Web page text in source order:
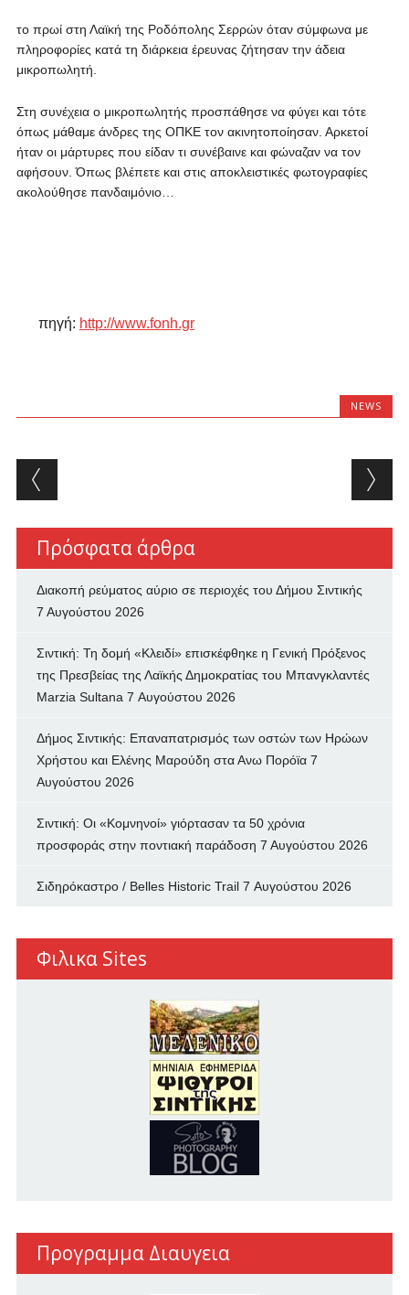
το πρωί στη Λαϊκή της Ροδόπολης Σερρών όταν σύμφωνα με
πληροφορίες κατά τη διάρκεια έρευνας ζήτησαν την άδεια
μικροπωλητή.
Στη συνέχεια ο μικροπωλητής προσπάθησε να φύγει και τότε
όπως μάθαμε άνδρες της ΟΠΚΕ τον ακινητοποίησαν. Αρκετοί
ήταν οι μάρτυρες που είδαν τι συνέβαινε και φώναζαν να τον
αφήσουν. Όπως βλέπετε και στις αποκλειστικές φωτογραφίες
ακολούθησε πανδαιμόνιο…
πηγή: http://www.fonh.gr
NEWS
Post navigation
Πρόσφατα άρθρα
Διακοπή ρεύματος αύριο σε περιοχές του Δήμου Σιντικής
7 Αυγούστου 2026
Σιντική: Τη δομή «Κλειδί» επισκέφθηκε η Γενική Πρόξενος
της Πρεσβείας της Λαϊκής Δημοκρατίας του Μπανγκλαντές
Marzia Sultana 7 Αυγούστου 2026
Δήμος Σιντικής: Επαναπατρισμός των oστών των Ηρώων
Χρήστου και Ελένης Μαρούδη στα Ανω Πορόϊα 7
Αυγούστου 2026
Σιντική: Οι «Κομνηνοί» γιόρτασαν τα 50 χρόνια
προσφοράς στην ποντιακή παράδοση 7 Αυγούστου 2026
Σιδηρόκαστρο / Belles Historic Trail 7 Αυγούστου 2026
Φιλικα Sites
Προγραμμα Διαυγεια